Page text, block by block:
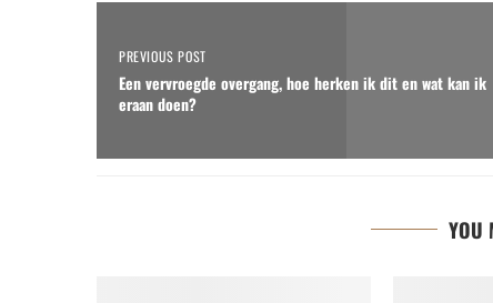
PREVIOUS POST
Een vervroegde overgang, hoe herken ik dit en wat kan ik
eraan doen?
YOU